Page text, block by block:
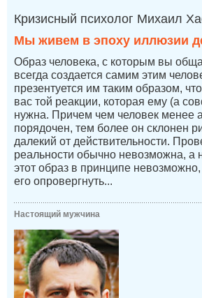
Кризисный психолог Михаил
Мы живем в эпоху иллюзии
Образ человека, с которым вы
всегда создается самим этим
презентуется им таким образом,
вас той реакции, которая ему (а
нужна. Причем чем человек менее
порядочен, тем более он склонен
далекий от действительности.
реальности обычно невозможна, а
этот образ в принципе
его опровергнуть...
Настоящий мужчина